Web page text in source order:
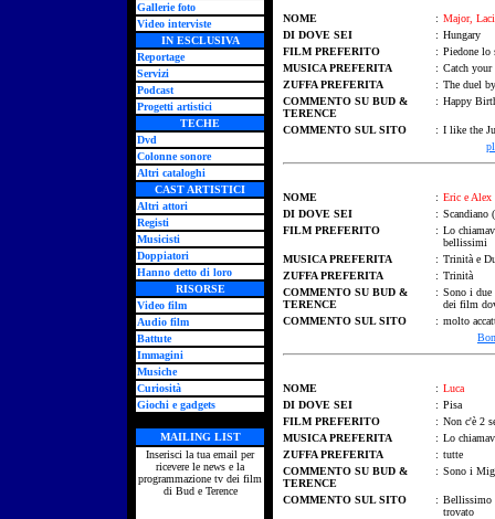
Gallerie foto
Video interviste
IN ESCLUSIVA
Reportage
Servizi
Podcast
Progetti artistici
TECHE
Dvd
Colonne sonore
Altri cataloghi
CAST ARTISTICI
Altri attori
Registi
Musicisti
Doppiatori
Hanno detto di loro
RISORSE
Video film
Audio film
Battute
Immagini
Musiche
Curiosità
Giochi e gadgets
MAILING LIST
Inserisci la tua email per
ricevere le news e la
programmazione tv dei film
di Bud e Terence
NOME : Major, Laci
DI DOVE SEI
: Hungary
FILM PREFERITO
: Piedone lo
MUSICA PREFERITA
: Catch your
ZUFFA PREFERITA
: The duel
COMMENTO SU BUD &
TERENCE
: Happy
COMMENTO SUL SITO : I like the
NOME : Eric e Alex
DI DOVE SEI
: Scandiano
FILM PREFERITO
: Lo
bellissimi
MUSICA PREFERITA
: Trinità e
ZUFFA PREFERITA
: Trinità
COMMENTO SU BUD &
TERENCE
: Sono i due
dei film
COMMENTO SUL SITO
: molto
NOME : Luca
DI DOVE SEI
: Pisa
FILM PREFERITO
: Non c'è 2
MUSICA PREFERITA
: Lo
ZUFFA PREFERITA
: tutte
COMMENTO SU BUD &
TERENCE
: Sono i
COMMENTO SUL SITO : Bellissimo
trovato